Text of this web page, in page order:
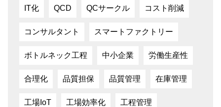
IT化 QCD QCサークル コスト削減
コンサルタント スマートファクトリー
ボトルネック工程 中小企業 労働生産性
合理化 品質担保 品質管理 在庫管理
工場IoT 工場効率化 工程管理